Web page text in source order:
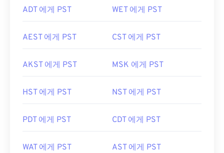
ADT 에게 PST WET 에게 PST
AEST 에게 PST CST 에게 PST
AKST 에게 PST MSK 에게 PST
HST 에게 PST NST 에게 PST
PDT 에게 PST CDT 에게 PST
WAT 에게 PST AST 에게 PST